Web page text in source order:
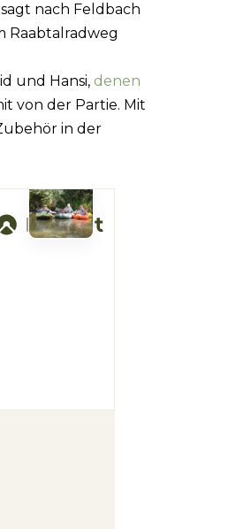
nach Feldbach
Raabtalradweg
und Hansi, denen
von der Partie. Mit
in der